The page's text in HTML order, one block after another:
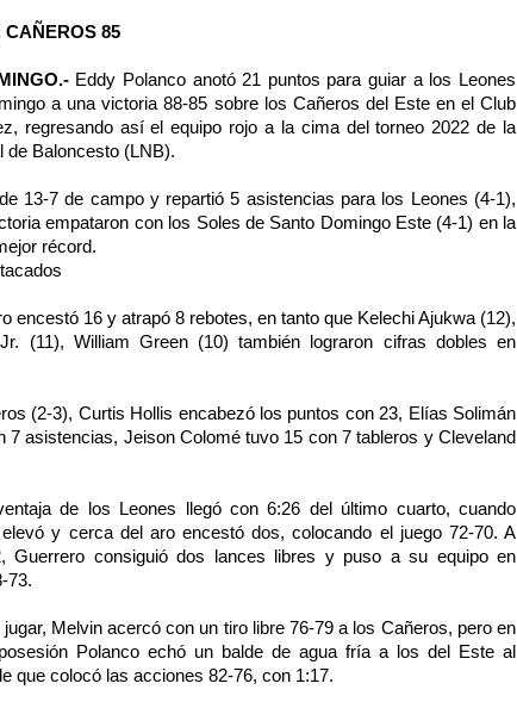
CAÑEROS 85
Eddy Polanco anotó 21 puntos para guiar a los Leones
a una victoria 88-85 sobre los Cañeros del Este en el Club
regresando así el equipo rojo a la cima del torneo 2022 de la
de Baloncesto (LNB).
13-7 de campo y repartió 5 asistencias para los Leones (4-1),
empataron con los Soles de Santo Domingo Este (4-1) en la
récord.
encestó 16 y atrapó 8 rebotes, en tanto que Kelechi Ajukwa (12),
(11), William Green (10) también lograron cifras dobles en
(2-3), Curtis Hollis encabezó los puntos con 23, Elías Solimán
7 asistencias, Jeison Colomé tuvo 15 con 7 tableros y Cleveland
de los Leones llegó con 6:26 del último cuarto, cuando
y cerca del aro encestó dos, colocando el juego 72-70. A
Guerrero consiguió dos lances libres y puso a su equipo en
73.
Melvin acercó con un tiro libre 76-79 a los Cañeros, pero en
Polanco echó un balde de agua fría a los del Este al
que colocó las acciones 82-76, con 1:17.